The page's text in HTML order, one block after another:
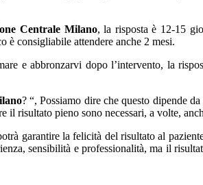
Centrale Milano, la risposta è 12-15
è consigliabile attendere anche 2 mesi.
e abbronzarvi dopo l’intervento, la
? “, Possiamo dire che questo dipende
il risultato pieno sono necessari, a volte,
garantire la felicità del risultato al
sensibilità e professionalità, ma il